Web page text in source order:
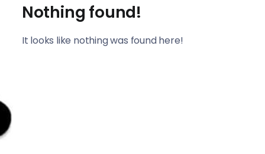
Nothing found!
It looks like nothing was found here!